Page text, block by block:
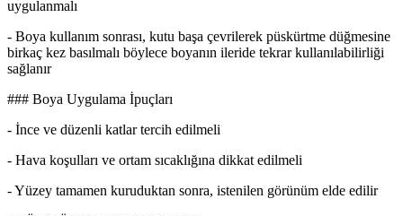
uygulanmalı
- Boya kullanım sonrası, kutu başa çevrilerek püskürtme düğmesine
birkaç kez basılmalı böylece boyanın ileride tekrar kullanılabilirliği
sağlanır
### Boya Uygulama İpuçları
- İnce ve düzenli katlar tercih edilmeli
- Hava koşulları ve ortam sıcaklığına dikkat edilmeli
- Yüzey tamamen kuruduktan sonra, istenilen görünüm elde edilir